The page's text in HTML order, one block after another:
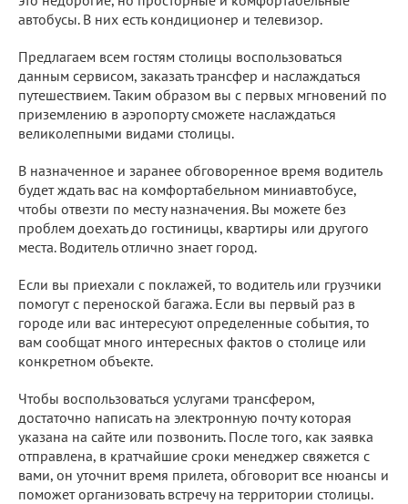
автобусы. В них есть кондиционер и телевизор.
Предлагаем всем гостям столицы воспользоваться
данным сервисом, заказать трансфер и наслаждаться
путешествием. Таким образом вы с первых мгновений по
приземлению в аэропорту сможете наслаждаться
великолепными видами столицы.
В назначенное и заранее обговоренное время водитель
будет ждать вас на комфортабельном миниавтобусе,
чтобы отвезти по месту назначения. Вы можете без
проблем доехать до гостиницы, квартиры или другого
места. Водитель отлично знает город.
Если вы приехали с поклажей, то водитель или грузчики
помогут с переноской багажа. Если вы первый раз в
городе или вас интересуют определенные события, то
вам сообщат много интересных фактов о столице или
конкретном объекте.
Чтобы воспользоваться услугами трансфером,
достаточно написать на электронную почту которая
указана на сайте или позвонить. После того, как заявка
отправлена, в кратчайшие сроки менеджер свяжется с
вами, он уточнит время прилета, обговорит все нюансы и
поможет организовать встречу на территории столицы.